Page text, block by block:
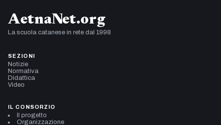
AetnaNet.org
La scuola catanese in rete dal 1998
SEZIONI
Notizie
Normativa
Didattica
Video
IL CONSORZIO
Il progetto
Organizzazione